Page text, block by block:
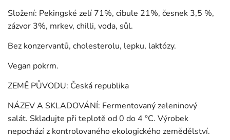
Složení: Pekingské zelí 71%, cibule 21%, česnek 3,5 %,
zázvor 3%, mrkev, chilli, voda, sůl.
Bez konzervantů, cholesterolu, lepku, laktózy.
Vegan pokrm.
ZEMĚ PŮVODU: Česká republika
NÁZEV A SKLADOVÁNÍ: Fermentovaný zeleninový
salát. Skladujte při teplotě od 0 do 4 °C. Výrobek
nepochází z kontrolovaného ekologického zemědělství.